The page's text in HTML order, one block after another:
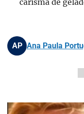
carisma de
AP Ana Paula